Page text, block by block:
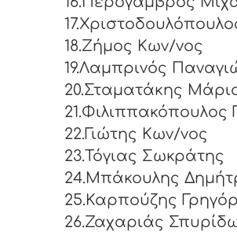
18.Ζήμος Κων/νος
19.Λαμπρινός
20.Σταματάκης
21.Φιλιππακόπουλος
22.Γιώτης Κων/νος
23.Τόγιας Σωκράτης
24.Μπάκουλης
25.Καρπούζης
26.Ζαχαριάς